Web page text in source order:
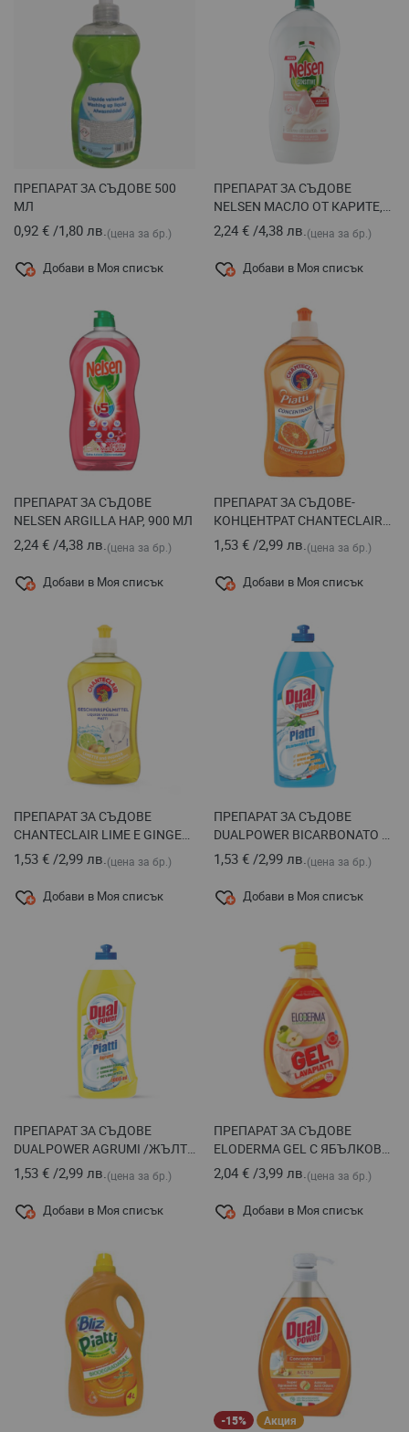
ПРЕПАРАТ ЗА СЪДОВЕ 500
МЛ
0,92 € /1,80 лв.(цена за бр.)
Добави в Моя списък
ПРЕПАРАТ ЗА СЪДОВЕ
NELSEN МАСЛО ОТ КАРИТЕ,
850 МЛ
2,24 € /4,38 лв.(цена за бр.)
Добави в Моя списък
ПРЕПАРАТ ЗА СЪДОВЕ
NELSEN ARGILLA НАР, 900 МЛ
2,24 € /4,38 лв.(цена за бр.)
Добави в Моя списък
ПРЕПАРАТ ЗА СЪДОВЕ-
КОНЦЕНТРАТ CHANTECLAIR
ПОРТОКАЛ/МАНДАРИНА 500
МЛ
1,53 € /2,99 лв.(цена за бр.)
Добави в Моя списък
ПРЕПАРАТ ЗА СЪДОВЕ
CHANTECLAIR LIME E GINGER
500 МЛ
1,53 € /2,99 лв.(цена за бр.)
Добави в Моя списък
ПРЕПАРАТ ЗА СЪДОВЕ
DUALPOWER BICARBONATO E
MENTA, 1 Л
1,53 € /2,99 лв.(цена за бр.)
Добави в Моя списък
ПРЕПАРАТ ЗА СЪДОВЕ
DUALPOWER AGRUMI /ЖЪЛТ/,
1 Л
1,53 € /2,99 лв.(цена за бр.)
Добави в Моя списък
ПРЕПАРАТ ЗА СЪДОВЕ
ELODERMA GEL С ЯБЪЛКОВ
ОЦЕТ 1 Л
2,04 € /3,99 лв.(цена за бр.)
Добави в Моя списък
-15% Акция